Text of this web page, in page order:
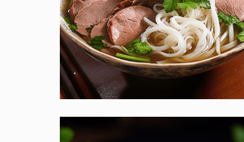
Pho Bo